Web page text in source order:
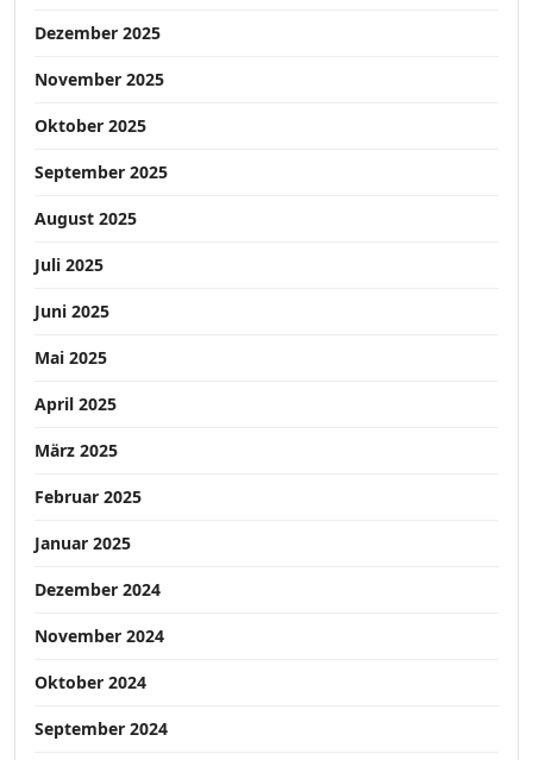
Dezember 2025
November 2025
Oktober 2025
September 2025
August 2025
Juli 2025
Juni 2025
Mai 2025
April 2025
März 2025
Februar 2025
Januar 2025
Dezember 2024
November 2024
Oktober 2024
September 2024